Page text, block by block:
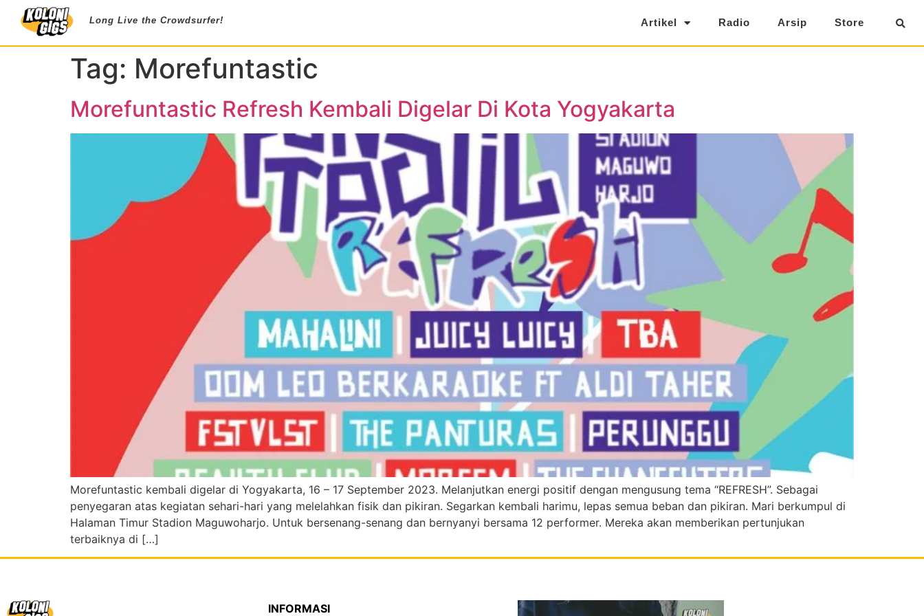
Long Live the Crowdsurfer! Artikel Radio Arsip Store
Tag: Morefuntastic
Morefuntastic Refresh Kembali Digelar Di Kota Yogyakarta
Morefuntastic kembali digelar di Yogyakarta, 16 – 17 September 2023. Melanjutkan energi positif dengan mengusung tema “REFRESH”. Sebagai
penyegaran atas kegiatan sehari-hari yang melelahkan fisik dan pikiran. Segarkan kembali harimu, lepas semua beban dan pikiran. Mari berkumpul di
Halaman Timur Stadion Maguwoharjo. Untuk bersenang-senang dan bernyanyi bersama 12 performer. Mereka akan memberikan pertunjukan
terbaiknya di […]
INFORMASI